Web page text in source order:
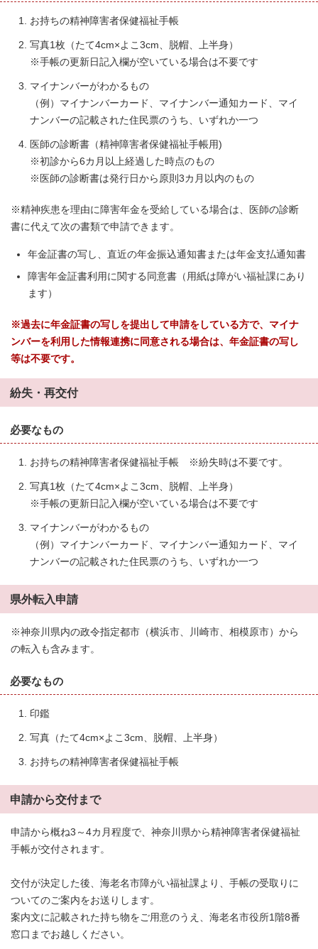
お持ちの精神障害者保健福祉手帳
写真1枚（たて4cm×よこ3cm、脱帽、上半身）
※手帳の更新日記入欄が空いている場合は不要です
マイナンバーがわかるもの
（例）マイナンバーカード、マイナンバー通知カード、マイ
ナンバーの記載された住民票のうち、いずれか一つ
医師の診断書（精神障害者保健福祉手帳用)
※初診から6カ月以上経過した時点のもの
※医師の診断書は発行日から原則3カ月以内のもの
※精神疾患を理由に障害年金を受給している場合は、医師の診断
書に代えて次の書類で申請できます。
年金証書の写し、直近の年金振込通知書または年金支払通知書
障害年金証書利用に関する同意書（用紙は障がい福祉課にあり
ます）
※過去に年金証書の写しを提出して申請をしている方で、マイナ
ンバーを利用した情報連携に同意される場合は、年金証書の写し
等は不要です。
紛失・再交付
必要なもの
お持ちの精神障害者保健福祉手帳 ※紛失時は不要です。
写真1枚（たて4cm×よこ3cm、脱帽、上半身）
※手帳の更新日記入欄が空いている場合は不要です
マイナンバーがわかるもの
（例）マイナンバーカード、マイナンバー通知カード、マイ
ナンバーの記載された住民票のうち、いずれか一つ
県外転入申請
※神奈川県内の政令指定都市（横浜市、川崎市、相模原市）から
の転入も含みます。
必要なもの
印鑑
写真（たて4cm×よこ3cm、脱帽、上半身）
お持ちの精神障害者保健福祉手帳
申請から交付まで
申請から概ね3～4カ月程度で、神奈川県から精神障害者保健福祉
手帳が交付されます。
交付が決定した後、海老名市障がい福祉課より、手帳の受取りに
ついてのご案内をお送りします。
案内文に記載された持ち物をご用意のうえ、海老名市役所1階8番
窓口までお越しください。